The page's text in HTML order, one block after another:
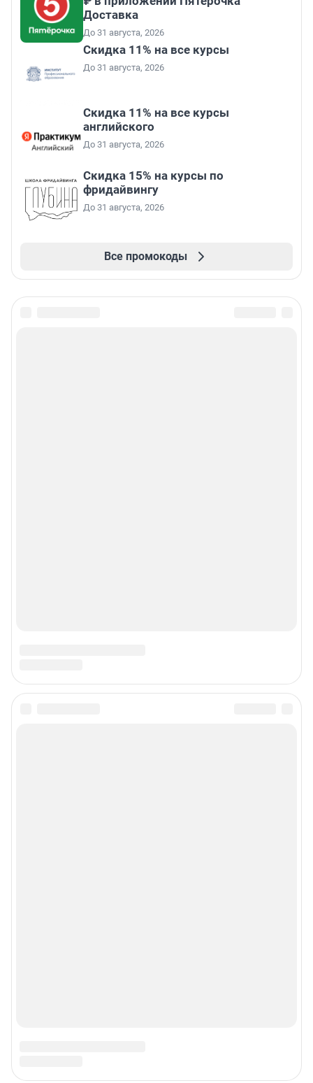
Доставка
До 31 августа, 2026
Скидка 11% на все курсы
До 31 августа, 2026
Скидка 11% на все курсы
английского
До 31 августа, 2026
Скидка 15% на курсы по
фридайвингу
До 31 августа, 2026
Все промокоды